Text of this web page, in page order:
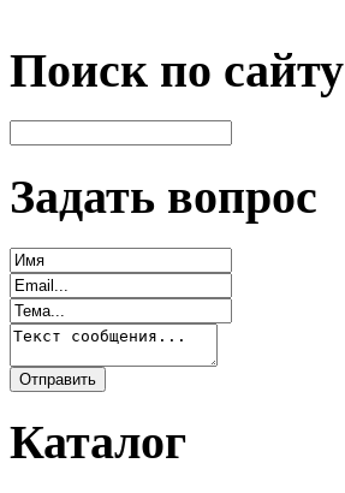
Поиск по сайту
Задать вопрос
Каталог